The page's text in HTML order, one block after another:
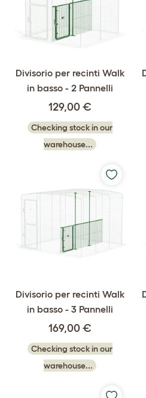
Divisorio per recinti Walk
in basso - 2 Pannelli
129,00 €
Checking stock in our
warehouse...
Divisorio per recinti Walk
in basso - 3 Pannelli
169,00 €
Checking stock in our
warehouse...